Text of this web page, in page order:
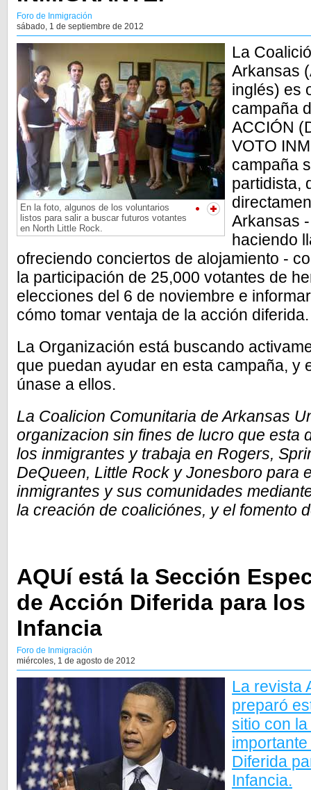
Foro de Inmigración
sábado, 1 de septiembre de 2012
En la foto, algunos de los voluntarios
listos para salir a buscar futuros votantes
en North Little Rock.
La
Arkansas
inglés) es
campaña
ACCIÓN
VOTO
campaña
partidista,
Arkansas
haciendo
ofreciendo conciertos de alojamiento -
la participación de 25,000 votantes de
elecciones del 6 de noviembre e
cómo tomar ventaja de la acción diferida.
La Organización está buscando
que puedan ayudar en esta campaña, y
únase a ellos.
La Coalicion Comunitaria de Arkansas
organizacion sin fines de lucro que esta
los inmigrantes y trabaja en Rogers,
DeQueen, Little Rock y Jonesboro para
inmigrantes y sus comunidades
la creación de coaliciónes, y el fomento
AQUí está la Sección
de Acción Diferida para
Infancia
Foro de Inmigración
miércoles, 1 de agosto de 2012
La revista
preparó
sitio con
Diferida
Infancia.